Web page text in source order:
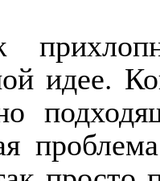
идее.